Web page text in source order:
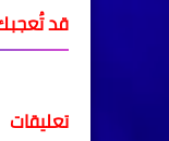
قد
تعليقات